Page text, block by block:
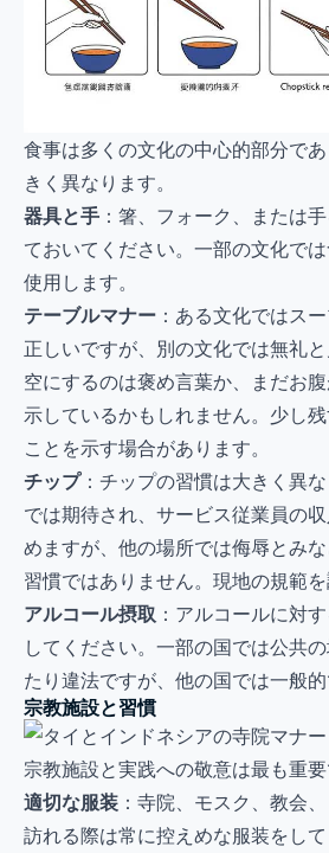
食事は多くの文化の中心的部分で
きく異なります。
器具と手 ：箸、フォーク、または
ておいてください。一部の文化で
使用します。
テーブルマナー ：ある文化ではス
正しいですが、別の文化では無礼
空にするのは褒め言葉か、まだお
示しているかもしれません。少し
ことを示す場合があります。
チップ：チップの習慣は大きく異
では期待され、サービス従業員の
めますが、他の場所では侮辱とみ
習慣ではありません。現地の規範を
アルコール摂取 ：アルコールに対
してください。一部の国では公共
たり違法ですが、他の国では一般的
宗教施設と習慣
宗教施設と実践への敬意は最も重要
適切な服装 ：寺院、モスク、教会
訪れる際は常に控えめな服装をし